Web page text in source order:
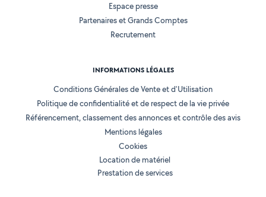
Espace presse
Partenaires et Grands Comptes
Recrutement
INFORMATIONS LÉGALES
Conditions Générales de Vente et d'Utilisation
Politique de confidentialité et de respect de la vie privée
Référencement, classement des annonces et contrôle des avis
Mentions légales
Cookies
Location de matériel
Prestation de services